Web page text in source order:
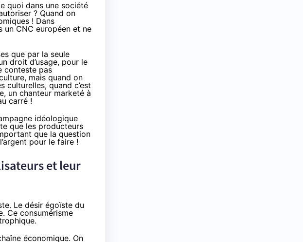
quoi dans une société
? Quand on
! Dans
un CNC européen et ne
que par la seule
droit d’usage, pour le
conteste pas
mais quand on
culturelles, quand c’est
un chanteur marketé à
carré !
idéologique
que les producteurs
que la question
pour le faire !
et leur
Le désir égoïste du
Ce consumérisme
économique. On